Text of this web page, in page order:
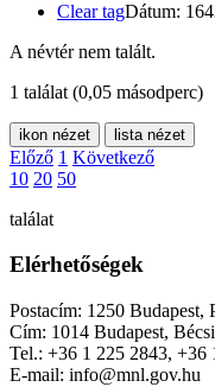
Clear tagDátum:
A névtér nem talált.
1 találat (0,05 másodperc)
ikon nézet lista nézet
Előző 1 Következő
10 20 50
találat
Elérhetőségek
Postacím: 1250 Budapest,
Cím: 1014 Budapest,
Tel.: +36 1 225 2843, +36
E-mail: info@mnl.gov.hu